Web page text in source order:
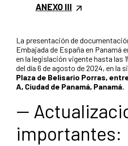
ANEXO III
La presentación de
Embajada de España en Panamá
en la legislación vigente hasta las
del día 6 de agosto de 2024, en la
Plaza de Belisario Porras,
A, Ciudad de Panamá, Panamá.
--
importantes: